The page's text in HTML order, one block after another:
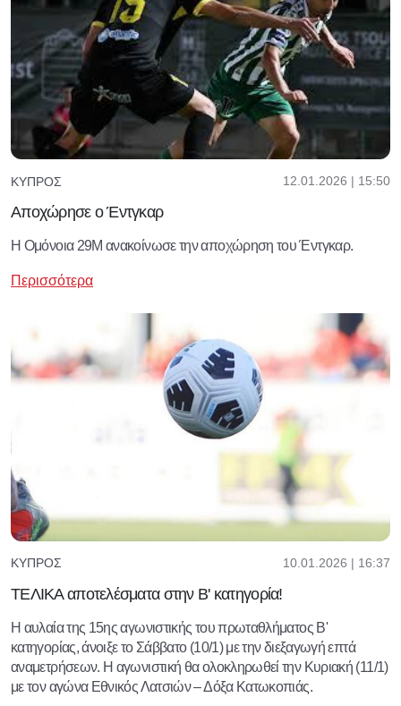
ΚΎΠΡΟΣ 12.01.2026 | 15:50
Αποχώρησε ο Έντγκαρ
Η Ομόνοια 29Μ ανακοίνωσε την αποχώρηση του Έντγκαρ.
Περισσότερα
ΚΎΠΡΟΣ 10.01.2026 | 16:37
ΤΕΛΙΚΑ αποτελέσματα στην Β' κατηγορία!
Η αυλαία της 15ης αγωνιστικής του πρωταθλήματος Β'
κατηγορίας, άνοιξε το Σάββατο (10/1) με την διεξαγωγή επτά
αναμετρήσεων. Η αγωνιστική θα ολοκληρωθεί την Κυριακή (11/1)
με τον αγώνα Εθνικός Λατσιών – Δόξα Κατωκοπιάς.